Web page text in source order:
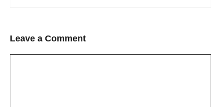
Leave a Comment